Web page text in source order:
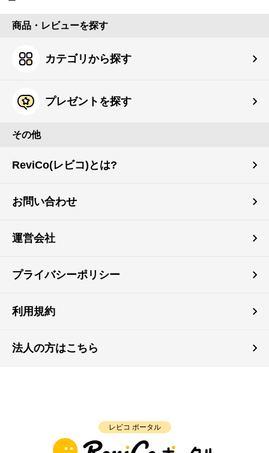
商品・レビューを探す
カテゴリから探す
プレゼントを探す
その他
ReviCo(レビコ)とは?
お問い合わせ
運営会社
プライバシーポリシー
利用規約
法人の方はこちら
レビコ ポータル